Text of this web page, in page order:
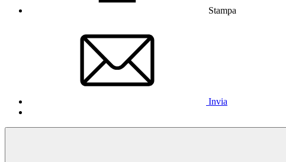
Stampa
Invia